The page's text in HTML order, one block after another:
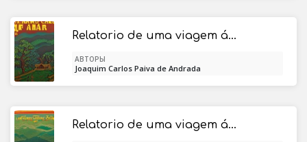
Relatorio de uma viagem ás terras do Changamira
АВТОРЫ
Joaquim Carlos Paiva de Andrada
Relatorio de uma viagem ás terras dos Landins